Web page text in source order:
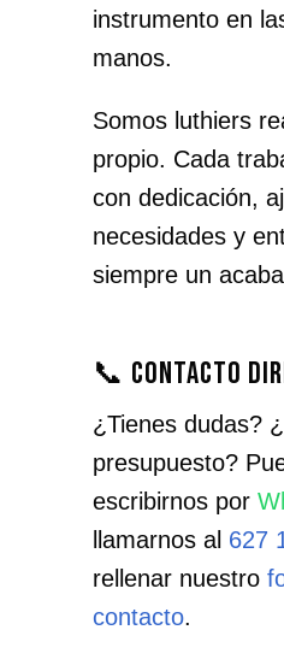
instrumento en
manos.
Somos luthiers
propio. Cada
con dedicación,
necesidades y
siempre un
📞 Contacto
¿Tienes dudas?
presupuesto?
escribirnos por
llamarnos al 627
rellenar nuestro
contacto.